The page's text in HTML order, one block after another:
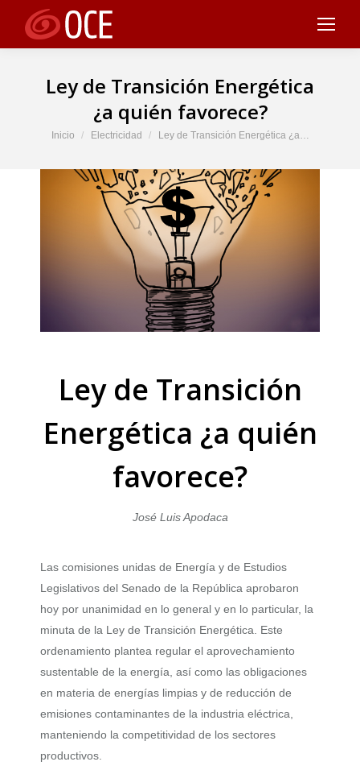
Ley de Transición Energética
¿a quién favorece?
Estás aquí:
Inicio Electricidad Ley de Transición Energética ¿a…
Ley de Transición
Energética ¿a quién
favorece?
José Luis Apodaca
Las comisiones unidas de Energía y de Estudios
Legislativos del Senado de la República aprobaron
hoy por unanimidad en lo general y en lo particular, la
minuta de la Ley de Transición Energética. Este
ordenamiento plantea regular el aprovechamiento
sustentable de la energía, así como las obligaciones
en materia de energías limpias y de reducción de
emisiones contaminantes de la industria eléctrica,
manteniendo la competitividad de los sectores
productivos.